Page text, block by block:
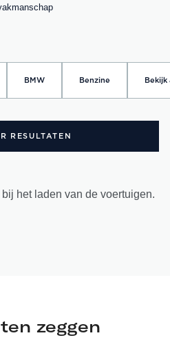
BMW Benzine Bekijk
RESULTATEN
het laden van de voertuigen.
zeggen